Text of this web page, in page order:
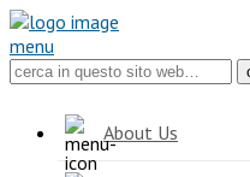
menu
About Us